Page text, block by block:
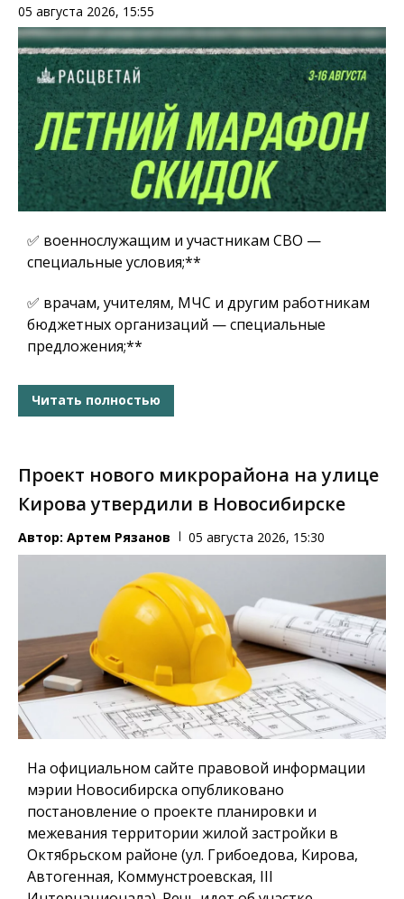
05 августа 2026, 15:55
✅ военнослужащим и участникам СВО —
специальные условия;**
✅ врачам, учителям, МЧС и другим работникам
бюджетных организаций — специальные
предложения;**
Читать полностью
Проект нового микрорайона на улице
Кирова утвердили в Новосибирске
Автор: Артем Рязанов 05 августа 2026, 15:30
На официальном сайте правовой информации
мэрии Новосибирска опубликовано
постановление о проекте планировки и
межевания территории жилой застройки в
Октябрьском районе (ул. Грибоедова, Кирова,
Автогенная, Коммунстроевская, III